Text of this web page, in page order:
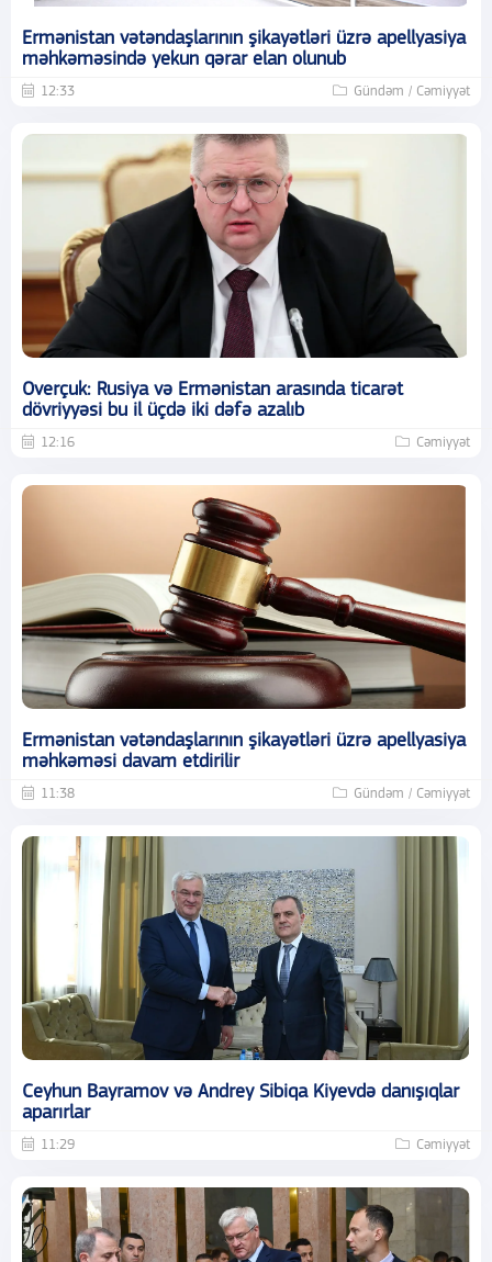
Ermənistan vətəndaşlarının şikayətləri üzrə apellyasiya
məhkəməsində yekun qərar elan olunub
12:33 Gündəm / Cəmiyyət
Overçuk: Rusiya və Ermənistan arasında ticarət
dövriyyəsi bu il üçdə iki dəfə azalıb
12:16 Cəmiyyət
Ermənistan vətəndaşlarının şikayətləri üzrə apellyasiya
məhkəməsi davam etdirilir
11:38 Gündəm / Cəmiyyət
Ceyhun Bayramov və Andrey Sibiqa Kiyevdə danışıqlar
aparırlar
11:29 Cəmiyyət